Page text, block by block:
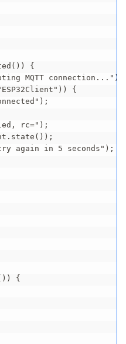
{
MQTT connection...");
{
rc=");
in 5 seconds");
{